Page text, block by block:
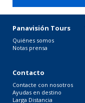
Panavisión Tours
Quiénes somos
Notas prensa
Contacto
Contacte con nosotros
Ayudas en destino
Larga Distancia